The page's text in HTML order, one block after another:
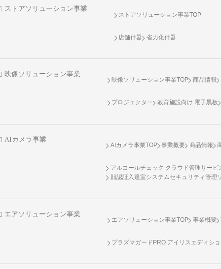
ストアソリューション事業
ストアソリューション事業TOP
店舗什器 省力化什器
映像ソリューション事業
映像ソリューション事業TOP 商品情報
プロジェクター 教育施設向け 電子黒板
AIカメラ事業
AIカメラ事業TOP 事業概要 商品情報
アルコールチェック クラウド管理サービ
顔認証入退室システムセキュリティ管理
エアソリューション事業
エアソリューション事業TOP 事業概要
プラズマガードPRO アイリスエディシ